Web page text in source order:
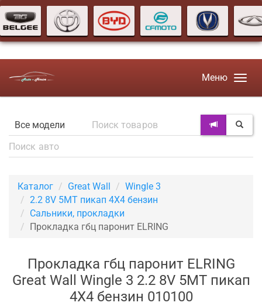
Меню
Каталог Great Wall
Wingle 3
2.2 8V 5MT пикап 4X4 бензин
Сальники, прокладки
Прокладка гбц паронит ELRING
Прокладка гбц паронит ELRING
Great Wall Wingle 3 2.2 8V 5MT пикап
4X4 бензин 010100